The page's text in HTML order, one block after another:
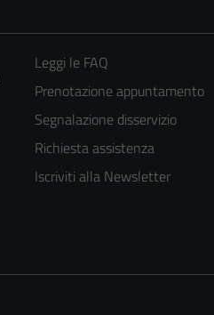
Leggi le FAQ
Prenotazione appuntamento
Segnalazione disservizio
Richiesta assistenza
Iscriviti alla Newsletter